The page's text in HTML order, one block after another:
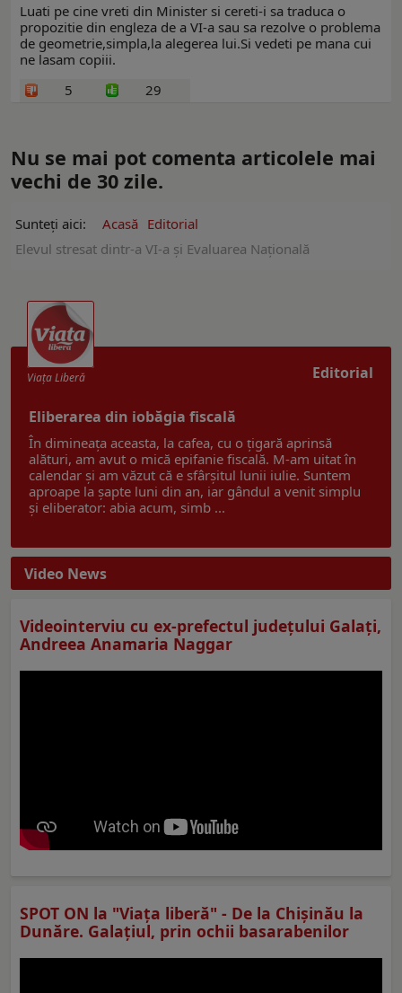
Luati pe cine vreti din Minister si cereti-i sa traduca o
propozitie din engleza de a VI-a sau sa rezolve o problema
de geometrie,simpla,la alegerea lui.Si vedeti pe mana cui
ne lasam copiii.
5
29
Nu se mai pot comenta articolele mai
vechi de 30 zile.
Sunteți aici: Acasă Editorial
Elevul stresat dintr-a VI-a și Evaluarea Națională
Editorial
Viaţa Liberă
Eliberarea din iobăgia fiscală
În dimineața aceasta, la cafea, cu o țigară aprinsă
alături, am avut o mică epifanie fiscală. M-am uitat în
calendar și am văzut că e sfârșitul lunii iulie. Suntem
aproape la șapte luni din an, iar gândul a venit simplu
și eliberator: abia acum, simb ...
Video News
Videointerviu cu ex-prefectul judeţului Galaţi,
Andreea Anamaria Naggar
SPOT ON la "Viaţa liberă" - De la Chișinău la
Dunăre. Galațiul, prin ochii basarabenilor